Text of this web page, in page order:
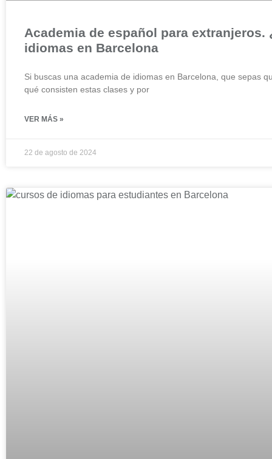
Academia de español para
idiomas en Barcelona
Si buscas una academia de idiomas en Barcelona, que sepas
qué consisten estas clases y por
VER MÁS »
22 de agosto de 2024